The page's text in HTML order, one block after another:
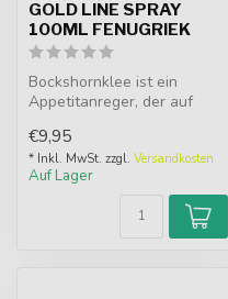
GOLD LINE SPRAY
100ML FENUGRIEK
Bockshornklee ist ein
Appetitanreger, der auf
Mais......
€9,95
* Inkl. MwSt. zzgl. Versandkosten
Auf Lager